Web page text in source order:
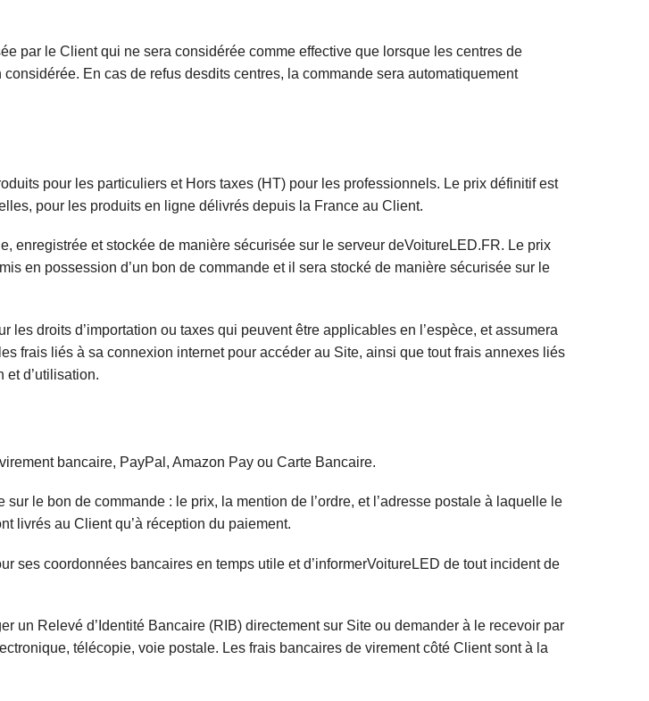
par le Client qui ne sera considérée comme effective que lorsque les centres de
En cas de refus desdits centres, la commande sera automatiquement
pour les particuliers et Hors taxes (HT) pour les professionnels. Le prix définitif est
pour les produits en ligne délivrés depuis la France au Client.
enregistrée et stockée de manière sécurisée sur le serveur deVoitureLED.FR. Le prix
en possession d’un bon de commande et il sera stocké de manière sécurisée sur le
droits d’importation ou taxes qui peuvent être applicables en l’espèce, et assumera
frais liés à sa connexion internet pour accéder au Site, ainsi que tout frais annexes liés
d’utilisation.
bancaire, PayPal, Amazon Pay ou Carte Bancaire.
le bon de commande : le prix, la mention de l’ordre, et l’adresse postale à laquelle le
livrés au Client qu’à réception du paiement.
ses coordonnées bancaires en temps utile et d’informerVoitureLED de tout incident de
un Relevé d’Identité Bancaire (RIB) directement sur Site ou demander à le recevoir par
télécopie, voie postale. Les frais bancaires de virement côté Client sont à la